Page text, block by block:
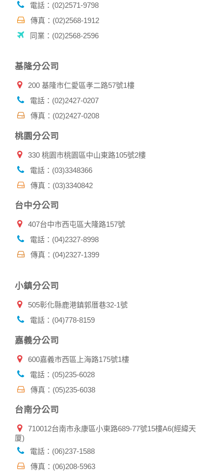
電話：(02)2571-9798
傳真：(02)2568-1912
同業：(02)2568-2596
基隆分公司
200 基隆市仁愛區孝二路57號1樓
電話：(02)2427-0207
傳真：(02)2427-0208
桃園分公司
330 桃園市桃園區中山東路105號2樓
電話：(03)3348366
傳真：(03)3340842
台中分公司
407台中市西屯區大隆路157號
電話：(04)2327-8998
傳真：(04)2327-1399
小鎮分公司
505彰化縣鹿港鎮郭厝巷32-1號
電話：(04)778-8159
嘉義分公司
600嘉義市西區上海路175號1樓
電話：(05)235-6028
傳真：(05)235-6038
台南分公司
710012台南市永康區小東路689-77號15樓A6(經緯天
厦)
電話：(06)237-1588
傳真：(06)208-5963